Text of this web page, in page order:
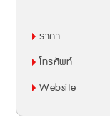
ราคา
โทรศัพท์
Website